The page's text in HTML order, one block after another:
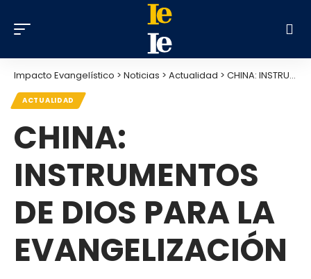
Impacto Evangelístico > Noticias > Actualidad > CHINA: INSTRUMENTOS DE DIOS PARA LA EVANGELIZACIÓN
ACTUALIDAD
CHINA:
INSTRUMENTOS
DE DIOS PARA LA
EVANGELIZACIÓN